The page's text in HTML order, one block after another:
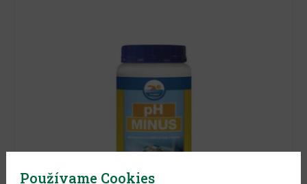
Používame Cookies